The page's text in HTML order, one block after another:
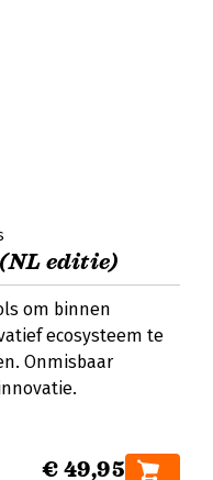
editie)
om binnen
ecosysteem te
Onmisbaar
€ 49,95